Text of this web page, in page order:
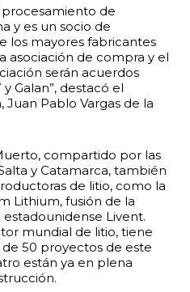
procesamiento de
y es un socio de
los mayores fabricantes
asociación de compra y el
serán acuerdos
Galan”, destacó el
Juan Pablo Vargas de la
compartido por las
y Catamarca, también
de litio, como la
Lithium, fusión de la
Livent.
mundial de litio, tiene
50 proyectos de este
están ya en plena